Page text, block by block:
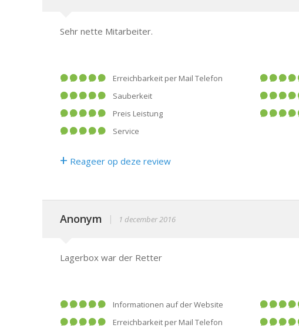
Sehr nette Mitarbeiter.
Erreichbarkeit per Mail Telefon
Sauberkeit
Preis Leistung
Service
+ Reageer op deze review
Anonym | 1 december 2016
Lagerbox war der Retter
Informationen auf der Website
Erreichbarkeit per Mail Telefon